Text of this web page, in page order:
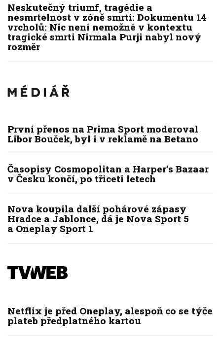
Neskutečný triumf, tragédie a
nesmrtelnost v zóně smrti: Dokumentu 14
vrcholů: Nic není nemožné v kontextu
tragické smrti Nirmala Purji nabyl nový
rozměr
První přenos na Prima Sport moderoval
Libor Bouček, byl i v reklamě na Betano
Časopisy Cosmopolitan a Harper’s Bazaar
v Česku končí, po třiceti letech
Nova koupila další pohárové zápasy
Hradce a Jablonce, dá je Nova Sport 5
a Oneplay Sport 1
Netflix je před Oneplay, alespoň co se týče
plateb předplatného kartou